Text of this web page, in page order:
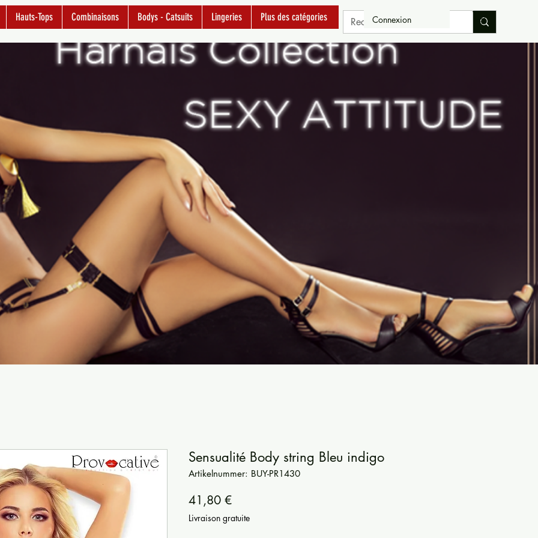
Hauts-Tops Combinaisons Bodys - Catsuits Lingeries Plus des catégories Connexion
Sensualité Body string Bleu indigo
Artikelnummer: BUY-PR1430
41,80 €Preis
Livraison gratuite